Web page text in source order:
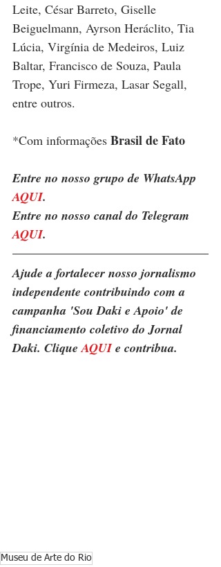
Leite, César Barreto, Giselle
Beiguelmann, Ayrson Heráclito, Tia
Lúcia, Virgínia de Medeiros, Luiz
Baltar, Francisco de Souza, Paula
Trope, Yuri Firmeza, Lasar Segall,
entre outros.
*Com informações Brasil de Fato
Entre no nosso grupo de WhatsApp
AQUI.
Entre no nosso canal do Telegram
AQUI.
Ajude a fortalecer nosso jornalismo
independente contribuindo com a
campanha 'Sou Daki e Apoio' de
financiamento coletivo do Jornal
Daki. Clique AQUI e contribua.
Museu de Arte do Rio